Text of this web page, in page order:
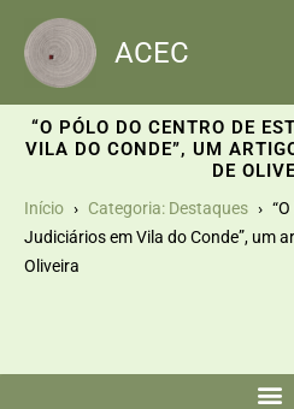
content
ACEC
“O PÓLO DO CENTRO DE
VILA DO CONDE”, UM
DE
Início Categoria: Destaques
Judiciários em Vila do Conde”, um
Oliveira